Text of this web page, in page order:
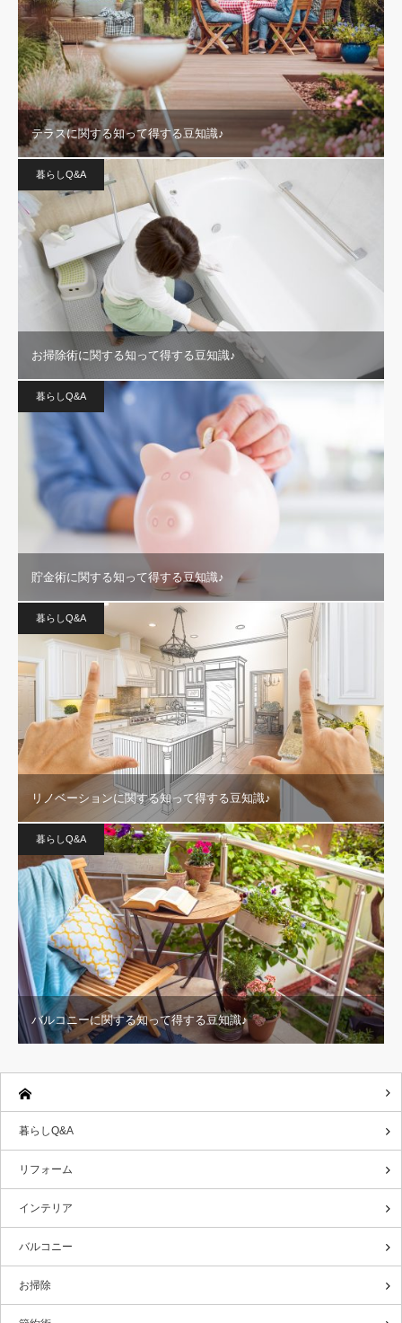
テラスに関する知って得する豆知識♪
暮らしQ&A
お掃除術に関する知って得する豆知識♪
暮らしQ&A
貯金術に関する知って得する豆知識♪
暮らしQ&A
リノベーションに関する知って得する豆知識♪
暮らしQ&A
バルコニーに関する知って得する豆知識♪
暮らしQ&A
リフォーム
インテリア
バルコニー
お掃除